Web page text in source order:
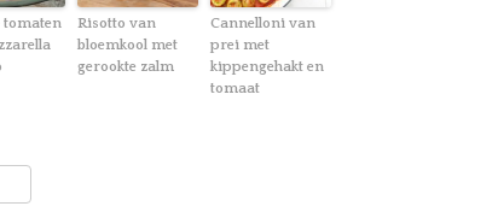
tomaten
Risotto van
bloemkool met
gerookte zalm
Cannelloni van
prei met
kippengehakt en
tomaat